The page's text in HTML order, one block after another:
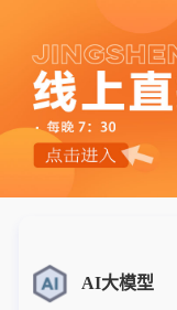
AI大模型